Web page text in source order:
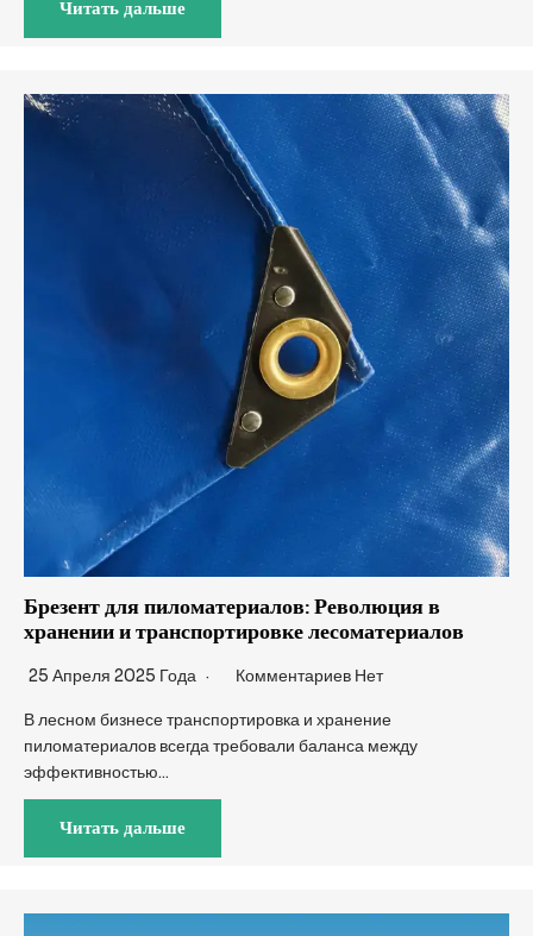
Читать дальше
Брезент для пиломатериалов: Революция в
хранении и транспортировке лесоматериалов
25 Апреля 2025 Года Комментариев Нет
В лесном бизнесе транспортировка и хранение
пиломатериалов всегда требовали баланса между
эффективностью...
Читать дальше